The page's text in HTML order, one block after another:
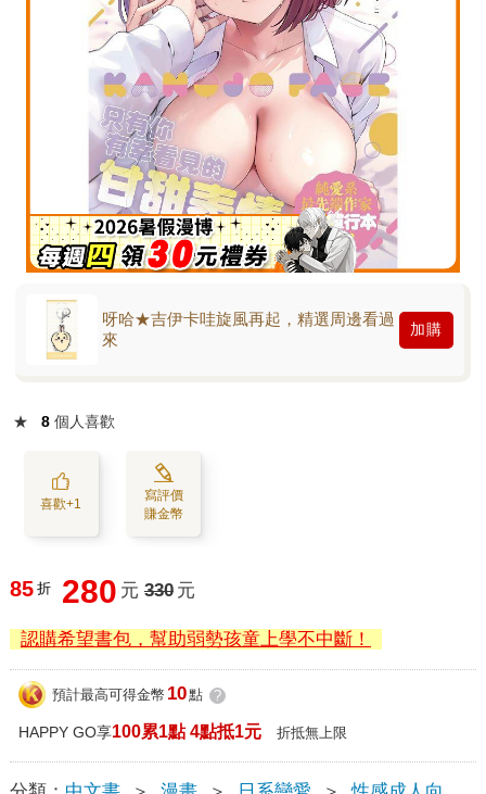
呀哈★吉伊卡哇旋風再起，精選周邊看過
來
加購
★ 8 個人喜歡
喜歡+1
寫評價
賺金幣
85 折 280 元 330 元
認購希望書包，幫助弱勢孩童上學不中斷！
預計最高可得金幣 10點 ?
HAPPY GO享100累1點 4點抵1元 折抵無上限